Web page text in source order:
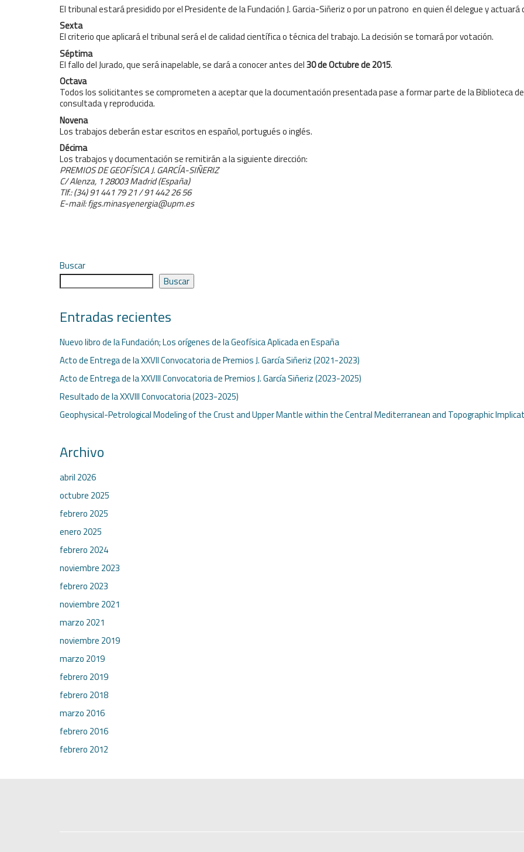
El tribunal estará presidido por el Presidente de la Fundación J. Garcia-Siñeriz o por un patrono en quien él delegue y
Sexta
El criterio que aplicará el tribunal será el de calidad científica o técnica del trabajo. La decisión se tomará por votación.
Séptima
El fallo del Jurado, que será inapelable, se dará a conocer antes del30 de Octubre de 2015.
Octava
Todos los solicitantes se comprometen a aceptar que la documentación presentada pase a formar parte de la Biblioteca de
consultada y reproducida.
Novena
Los trabajos deberán estar escritos en español, portugués o inglés.
Décima
Los trabajos y documentación se remitirán a la siguiente dirección:
PREMIOS DE GEOFÍSICA J. GARCÍA-SIÑERIZ
C/ Alenza, 1 28003 Madrid (España)
Tlf.: (34) 91 441 79 21 / 91 442 26 56
E-mail:fjgs.minasyenergia@upm.es
Buscar
Buscar
Entradas recientes
Nuevo libro de la Fundación; Los orígenes de la Geofísica Aplicada en España
Acto de Entrega de la XXVII Convocatoria de Premios J. García Siñeriz (2021-2023)
Acto de Entrega de la XXVIII Convocatoria de Premios J. García Siñeriz (2023-2025)
Resultado de la XXVIII Convocatoria (2023-2025)
Geophysical-Petrological Modeling of the Crust and Upper Mantle within the Central Mediterranean and Topographic
Archivo
abril 2026
octubre 2025
febrero 2025
enero 2025
febrero 2024
noviembre 2023
febrero 2023
noviembre 2021
marzo 2021
noviembre 2019
marzo 2019
febrero 2019
febrero 2018
marzo 2016
febrero 2016
febrero 2012